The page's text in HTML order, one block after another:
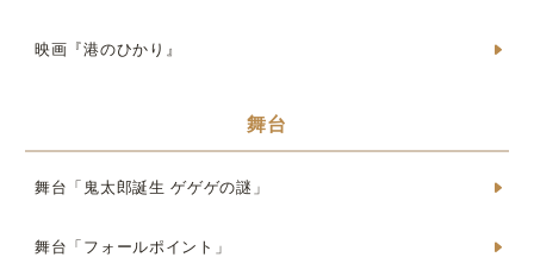
映画『港のひかり』
舞台
舞台「鬼太郎誕生 ゲゲゲの謎」
舞台「フォールポイント」